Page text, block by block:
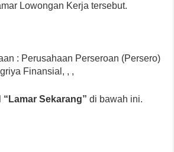
Lowongan Kerja tersebut.
: Perusahaan Perseroan (Persero)
Finansial, , ,
“Lamar Sekarang” di bawah ini.